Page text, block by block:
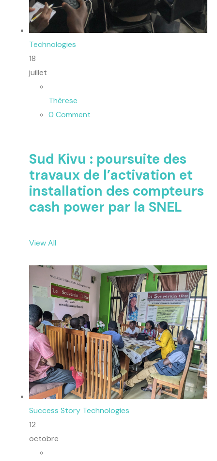
Technologies
18
juillet
Thèrese
0 Comment
Sud Kivu : poursuite des
travaux de l’activation et
installation des compteurs
cash power par la SNEL
View All
Success Story Technologies
12
octobre